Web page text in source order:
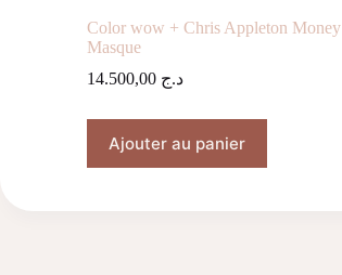
Color wow + Chris Appleton Money
Masque
د.ج
Ajouter au panier